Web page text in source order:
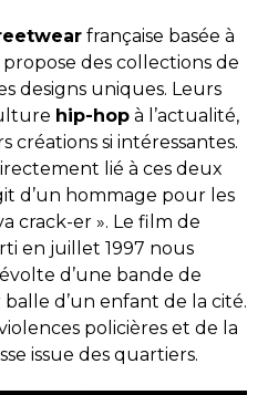
française basée à
propose des collections de
designs uniques. Leurs
hip-hopà l’actualité,
créations si intéressantes.
lié à ces deux
d’un hommage pour les
crack-er ». Le film de
en juillet 1997 nous
d’une bande de
d’un enfant de la cité.
policières et de la
issue des quartiers.